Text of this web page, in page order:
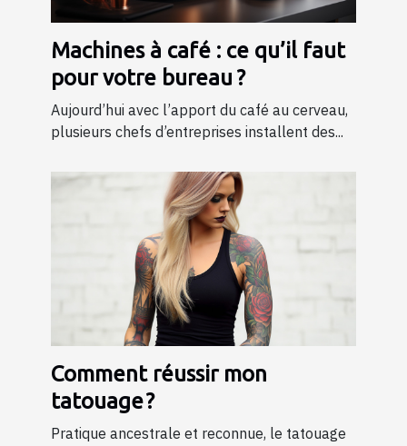
Machines à café : ce qu’il faut
pour votre bureau ?
Aujourd’hui avec l’apport du café au cerveau,
plusieurs chefs d’entreprises installent des...
Comment réussir mon
tatouage ?
Pratique ancestrale et reconnue, le tatouage